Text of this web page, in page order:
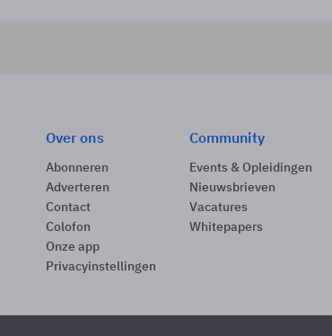
Over ons
Abonneren
Adverteren
Contact
Colofon
Onze app
Privacyinstellingen
Community
Events & Opleidingen
Nieuwsbrieven
Vacatures
Whitepapers